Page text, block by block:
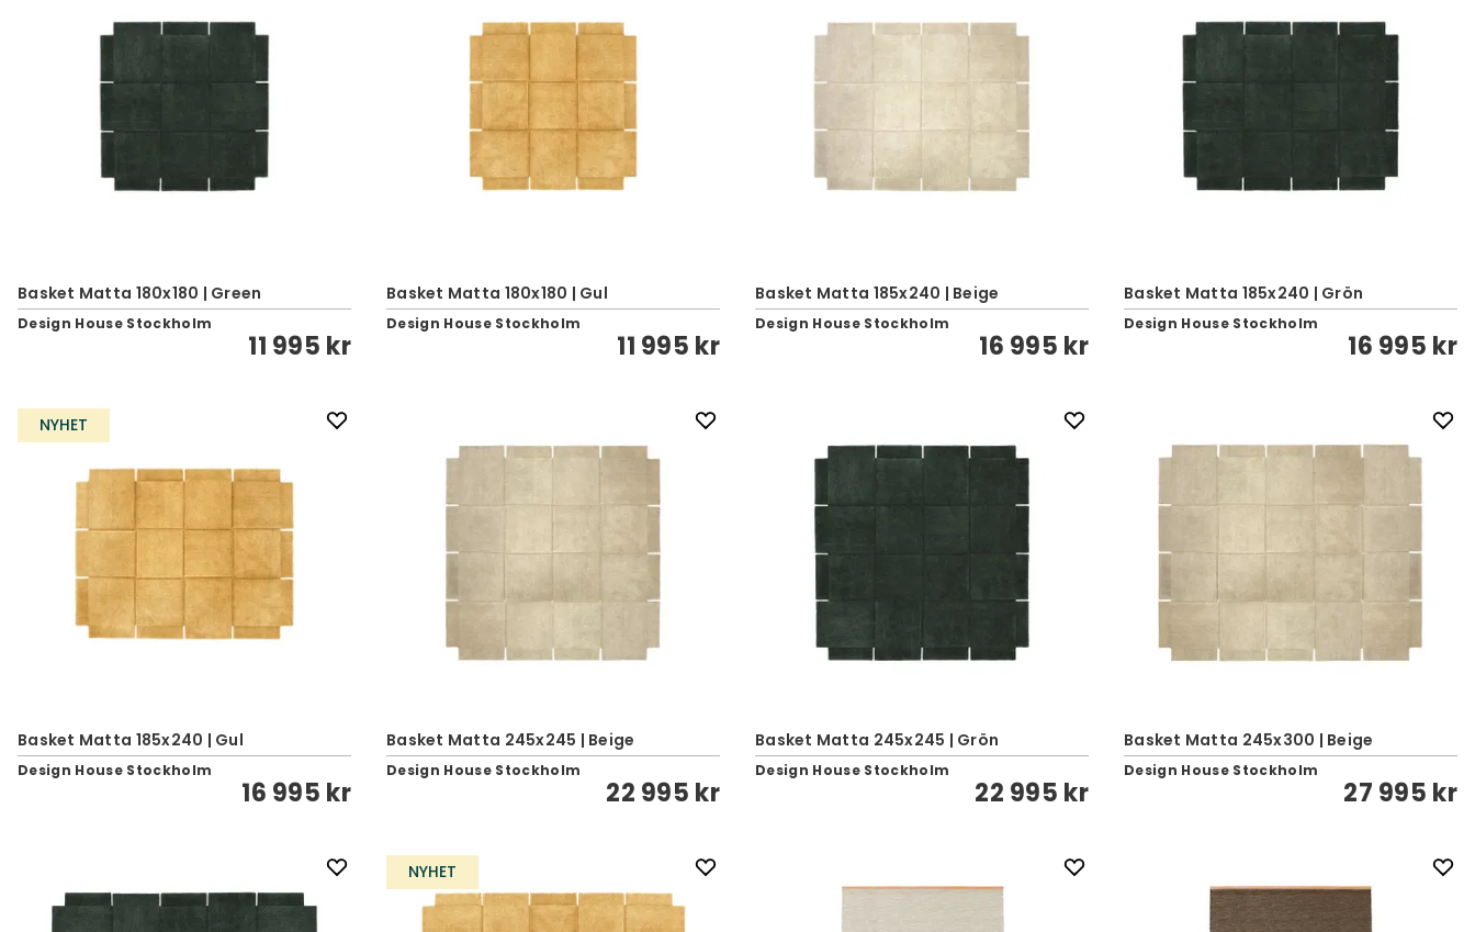
Basket Matta 180x180 | Green
Design House Stockholm
11 995 kr
Basket Matta 180x180 | Gul
Design House Stockholm
11 995 kr
Basket Matta 185x240 | Beige
Design House Stockholm
16 995 kr
Basket Matta 185x240 | Grön
Design House Stockholm
16 995 kr
NYHET
Basket Matta 185x240 | Gul
Design House Stockholm
16 995 kr
Basket Matta 245x245 | Beige
Design House Stockholm
22 995 kr
Basket Matta 245x245 | Grön
Design House Stockholm
22 995 kr
Basket Matta 245x300 | Beige
Design House Stockholm
27 995 kr
NYHET